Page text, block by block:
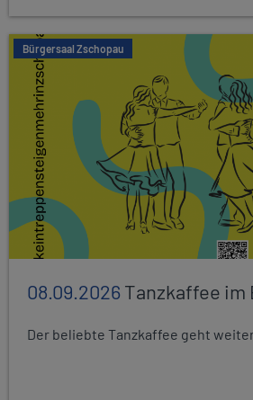
Bürgersaal Zschopau
08.09.2026Tanzkaffee im
Der beliebte Tanzkaffee geht